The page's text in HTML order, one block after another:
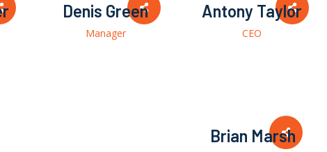
Denis Green
Manager
Antony Taylor
CEO
Brian Marsh